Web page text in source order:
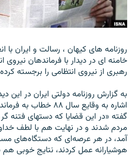
زبان‌های دیگر
روزنامه هاى كيهان ، رسالت و ايران با
خامنه اى در ديدار با فرماندهان
رهبرى از نيروى انتظامى را برجسته
به گزارش روزنامه دولتى ايران در اين
اشاره به وقايع سال ۸۸
گفته «در اين قضايا كه دستهاى
مردم شدند و در نهايت هم با لطف
آمد، در هر عرصه‌اى كه دستگاه‌هاى
هوشيارانه عمل كردند، نتايج خوبى